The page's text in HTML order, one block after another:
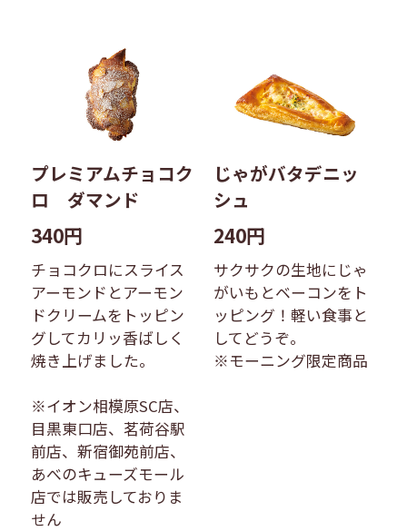
プレミアムチョコク
ロ ダマンド
340円
チョコクロにスライス
アーモンドとアーモン
ドクリームをトッピン
グしてカリッ香ばしく
焼き上げました。
※イオン相模原SC店、
目黒東口店、茗荷谷駅
前店、新宿御苑前店、
あべのキューズモール
店では販売しておりま
せん
じゃがバタデニッ
シュ
240円
サクサクの生地にじゃ
がいもとベーコンをト
ッピング！軽い食事と
してどうぞ。
※モーニング限定商品